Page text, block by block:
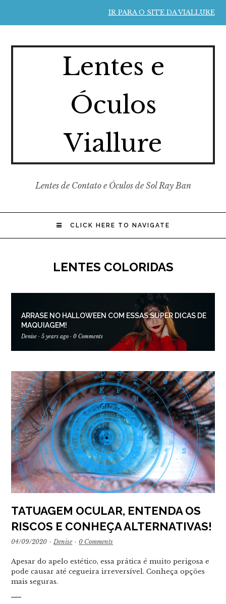
IR PARA O SITE DA VIALLURE
Lentes e
Óculos
Viallure
Lentes de Contato e Óculos de Sol Ray Ban
CLICK HERE TO NAVIGATE
LENTES COLORIDAS
ARRASE NO HALLOWEEN COM ESSAS SUPER DICAS DE
MAQUIAGEM!
Denise · 5 years ago · 0 Comments
TATUAGEM OCULAR, ENTENDA OS
RISCOS E CONHEÇA ALTERNATIVAS!
04/09/2020 · Denise · 0 Comments
Apesar do apelo estético, essa prática é muito perigosa e
pode causar até cegueira irreversível. Conheça opções
mais seguras.